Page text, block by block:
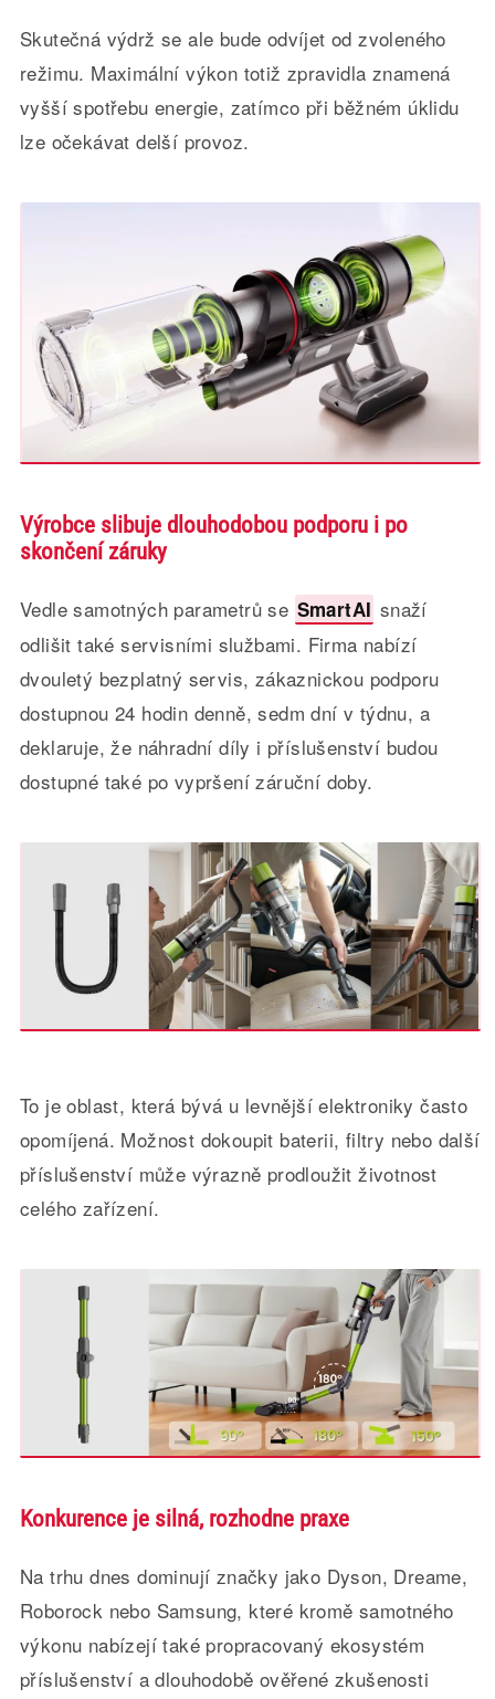
Skutečná výdrž se ale bude odvíjet od zvoleného
režimu. Maximální výkon totiž zpravidla znamená
vyšší spotřebu energie, zatímco při běžném úklidu
lze očekávat delší provoz.
Výrobce slibuje dlouhodobou podporu i po
skončení záruky
Vedle samotných parametrů se SmartAI snaží
odlišit také servisními službami. Firma nabízí
dvouletý bezplatný servis, zákaznickou podporu
dostupnou 24 hodin denně, sedm dní v týdnu, a
deklaruje, že náhradní díly i příslušenství budou
dostupné také po vypršení záruční doby.
To je oblast, která bývá u levnější elektroniky často
opomíjená. Možnost dokoupit baterii, filtry nebo další
příslušenství může výrazně prodloužit životnost
celého zařízení.
Konkurence je silná, rozhodne praxe
Na trhu dnes dominují značky jako Dyson, Dreame,
Roborock nebo Samsung, které kromě samotného
výkonu nabízejí také propracovaný ekosystém
příslušenství a dlouhodobě ověřené zkušenosti